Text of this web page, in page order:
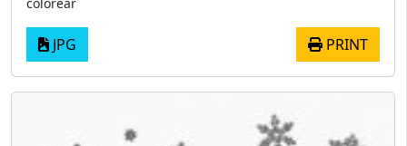
colorear
JPG PRINT